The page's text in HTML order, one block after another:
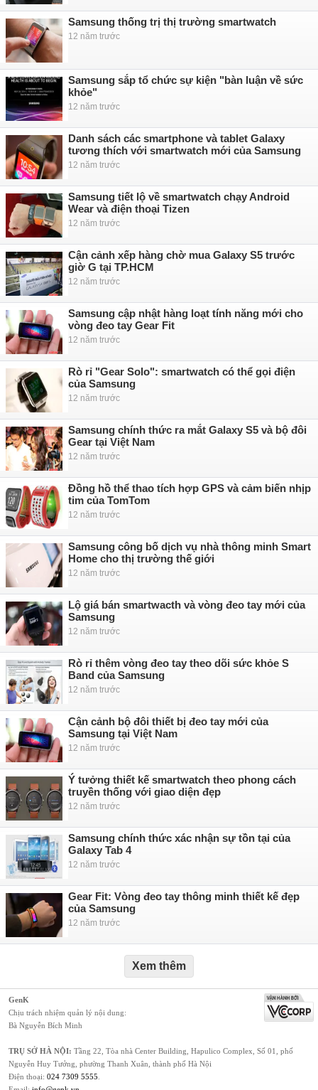
Samsung thống trị thị trường smartwatch
12 năm trước
Samsung sắp tổ chức sự kiện "bàn luận về sức
khỏe"
12 năm trước
Danh sách các smartphone và tablet Galaxy
tương thích với smartwatch mới của Samsung
12 năm trước
Samsung tiết lộ về smartwatch chạy Android
Wear và điện thoại Tizen
12 năm trước
Cận cảnh xếp hàng chờ mua Galaxy S5 trước
giờ G tại TP.HCM
12 năm trước
Samsung cập nhật hàng loạt tính năng mới cho
vòng đeo tay Gear Fit
12 năm trước
Rò rỉ "Gear Solo": smartwatch có thể gọi điện
của Samsung
12 năm trước
Samsung chính thức ra mắt Galaxy S5 và bộ đôi
Gear tại Việt Nam
12 năm trước
Đồng hồ thể thao tích hợp GPS và cảm biến nhịp
tim của TomTom
12 năm trước
Samsung công bố dịch vụ nhà thông minh Smart
Home cho thị trường thế giới
12 năm trước
Lộ giá bán smartwacth và vòng đeo tay mới của
Samsung
12 năm trước
Rò rỉ thêm vòng đeo tay theo dõi sức khỏe S
Band của Samsung
12 năm trước
Cận cảnh bộ đôi thiết bị đeo tay mới của
Samsung tại Việt Nam
12 năm trước
Ý tưởng thiết kế smartwatch theo phong cách
truyền thống với giao diện đẹp
12 năm trước
Samsung chính thức xác nhận sự tồn tại của
Galaxy Tab 4
12 năm trước
Gear Fit: Vòng đeo tay thông minh thiết kế đẹp
của Samsung
12 năm trước
Xem thêm
GenK
Chịu trách nhiệm quản lý nội dung:
Bà Nguyễn Bích Minh
TRỤ SỞ HÀ NỘI: Tầng 22, Tòa nhà Center Building, Hapulico Complex, Số 01, phố
Nguyễn Huy Tưởng, phường Thanh Xuân, thành phố Hà Nội
Điện thoại: 024 7309 5555